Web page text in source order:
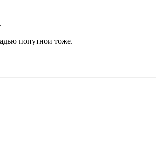
попутнои тоже.